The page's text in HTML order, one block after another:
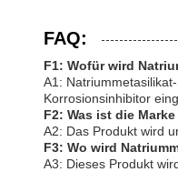
FAQ:
F1: Wofür wird
A1:
Korrosionsinhibitor
F2: Was ist die
A2: Das Produkt wird
F3: Wo wird
A3: Dieses Produkt